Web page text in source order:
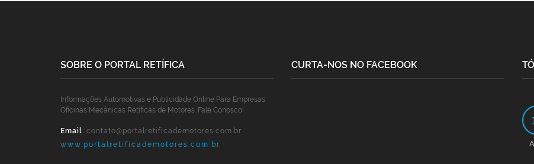
SOBRE O PORTAL RETÍFICA
Informações Automotivas e Publicidade Online Para Empresas
Oficinas Mecânicas Retíficas de Motores. Fale Conosco!
Email: contato@portalretificademotores.com.br
www.portalretificademotores.com.br
CURTA-NOS NO FACEBOOK